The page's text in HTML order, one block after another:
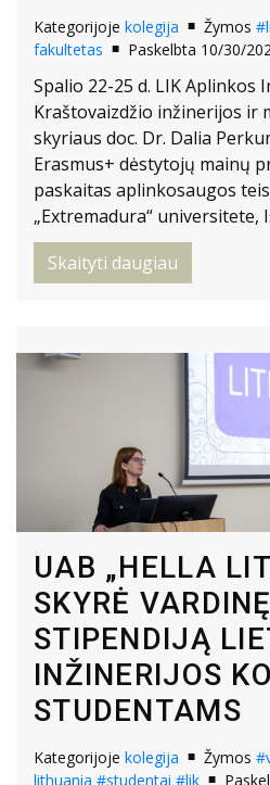
Kategorijoje kolegija Žymos
fakultetas
Paskelbta 10/30/
Spalio 22-25 d. LIK
Kraštovaizdžio inžinerijos ir
skyriaus doc. Dr. Dalia
Erasmus+ dėstytojų mainų
paskaitas aplinkosaugos
„Extremadura“ universitete,
Skaityti daugiau
UAB „HELLA
SKYRĖ VARDINĘ
STIPENDIJĄ
INŽINERIJOS
STUDENTAMS
Kategorijoje kolegija Žymos
lithuania #studentai #lik